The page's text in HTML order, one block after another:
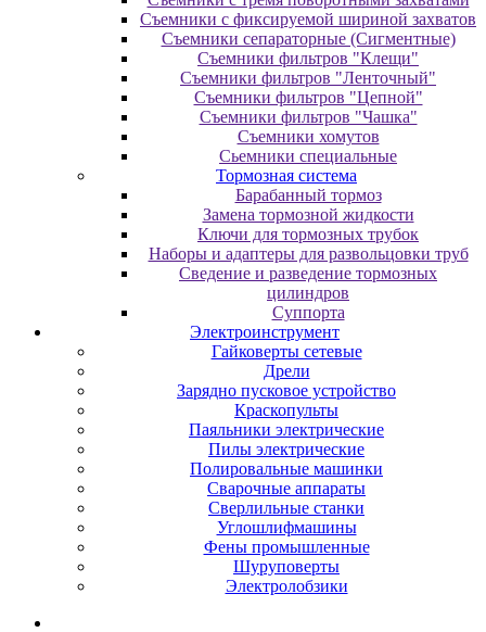
Съемники с фиксируемой шириной захватов
Съемники сепараторные (Сигментные)
Съемники фильтров "Клещи"
Съемники фильтров "Ленточный"
Съемники фильтров "Цепной"
Съемники фильтров "Чашка"
Съемники хомутов
Сьемники специальные
Тормозная система
Барабанный тормоз
Замена тормозной жидкости
Ключи для тормозных трубок
Наборы и адаптеры для развольцовки труб
Сведение и разведение тормозных
цилиндров
Суппорта
Электроинструмент
Гайковерты сетевые
Дрели
Зарядно пусковое устройство
Краскопульты
Паяльники электрические
Пилы электрические
Полировальные машинки
Сварочные аппараты
Сверлильные станки
Углошлифмашины
Фены промышленные
Шуруповерты
Электролобзики